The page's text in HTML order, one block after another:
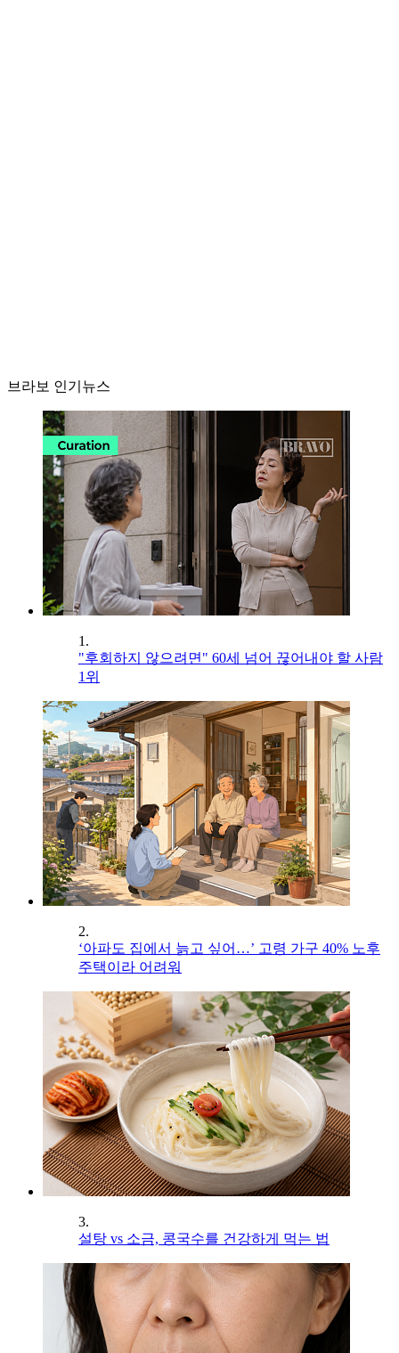
브라보 인기뉴스
1.
"후회하지 않으려면" 60세 넘어 끊어내야 할 사람
1위
2.
‘아파도 집에서 늙고 싶어…’ 고령 가구 40% 노후
주택이라 어려워
3.
설탕 vs 소금, 콩국수를 건강하게 먹는 법